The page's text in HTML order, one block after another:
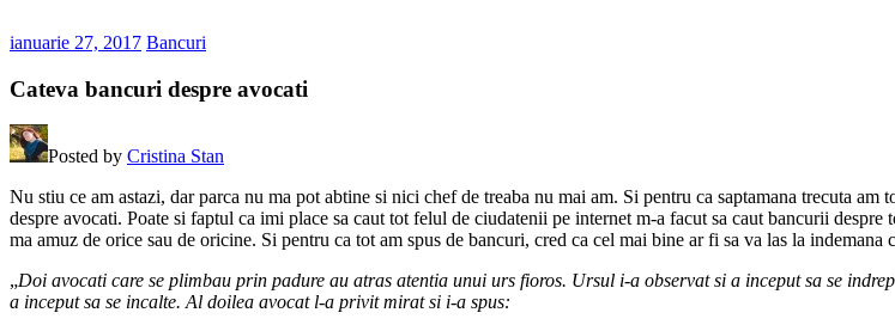
ianuarie 27, 2017 Bancuri
Cateva bancuri despre avocati
Posted by Cristina Stan
Nu stiu ce am astazi, dar parca nu ma pot abtine si nici chef de treaba nu mai am. Si pentru ca saptamana trecuta
despre avocati. Poate si faptul ca imi place sa caut tot felul de ciudatenii pe internet m-a facut sa caut bancurii
ma amuz de orice sau de oricine. Si pentru ca tot am spus de bancuri, cred ca cel mai bine ar fi sa va las la
„Doi avocati care se plimbau prin padure au atras atentia unui urs fioros. Ursul i-a observat si a inceput sa se
a inceput sa se incalte. Al doilea avocat l-a privit mirat si i-a spus: